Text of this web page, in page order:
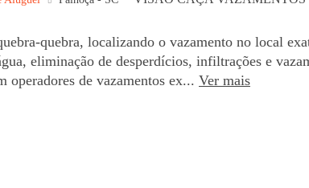
quebra, localizando o vazamento no local
eliminação de desperdícios, infiltrações e
operadores de vazamentos ex... Ver mais